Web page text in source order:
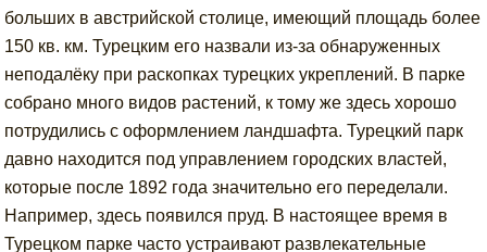
больших в австрийской столице, имеющий площадь более
150 кв. км. Турецким его назвали из-за обнаруженных
неподалёку при раскопках турецких укреплений. В парке
собрано много видов растений, к тому же здесь хорошо
потрудились с оформлением ландшафта. Турецкий парк
давно находится под управлением городских властей,
которые после 1892 года значительно его переделали.
Например, здесь появился пруд. В настоящее время в
Турецком парке часто устраивают развлекательные